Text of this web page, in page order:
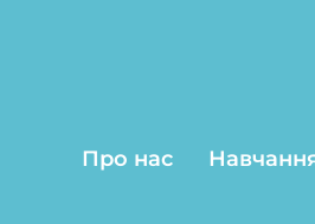
Про нас